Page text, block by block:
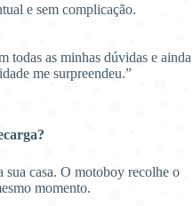
e sem complicação.
todas as minhas dúvidas e ainda
me surpreendeu.”
sua casa. O motoboy recolhe o
momento.